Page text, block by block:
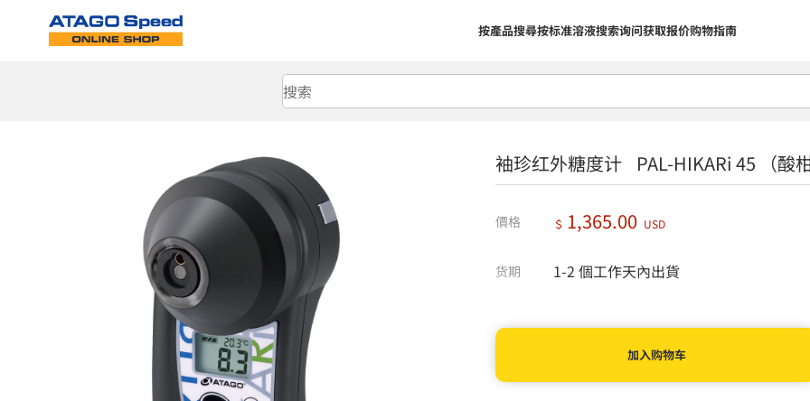
按產品搜尋按标准溶液搜索询问获取报价购物指南
袖珍红外糖度计 PAL-HIKARi 45 （酸
價格 ＄ 1,365.00 USD
货期 1-2 個工作天內出貨